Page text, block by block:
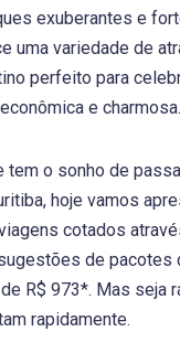
exuberantes e
uma variedade de
perfeito para
e charmosa.
tem o sonho de
hoje vamos
cotados
de pacotes
R$ 973*. Mas seja
rapidamente.